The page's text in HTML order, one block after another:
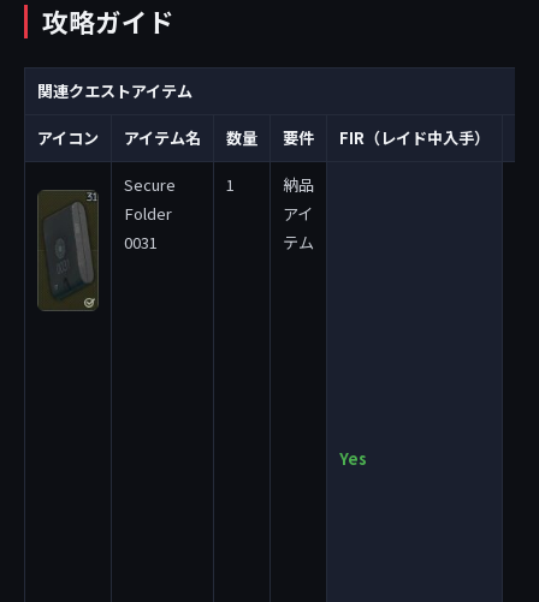
攻略ガイド
関連クエストアイテム
アイコン アイテム名 数量 要件 FIR（レイド中入手）
Secure
Folder
0031
1
納品
アイ
テム
Yes